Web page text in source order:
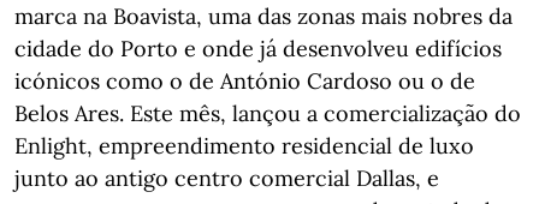
marca na Boavista, uma das zonas mais nobres da
cidade do Porto e onde já desenvolveu edifícios
icónicos como o de António Cardoso ou o de
Belos Ares. Este mês, lançou a comercialização do
Enlight, empreendimento residencial de luxo
junto ao antigo centro comercial Dallas, e